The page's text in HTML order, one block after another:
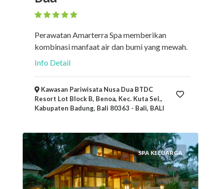
Perawatan Amarterra Spa memberikan
kombinasi manfaat air dan bumi yang mewah.
Info Detail
Kawasan Pariwisata Nusa Dua BTDC
Resort Lot Block B, Benoa, Kec. Kuta Sel.,
Kabupaten Badung, Bali 80363 - Bali, BALI
SPA KELUARGA